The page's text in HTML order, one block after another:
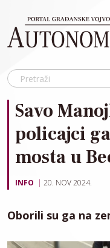
Savo
policajci
mosta u
INFO 20. NOV 2024.
Oborili su ga na